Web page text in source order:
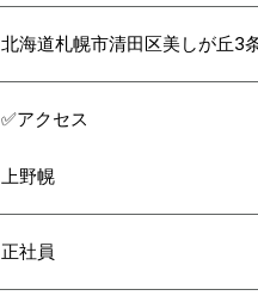
北海道札幌市清田区美しが丘3
✅アクセス
上野幌
正社員